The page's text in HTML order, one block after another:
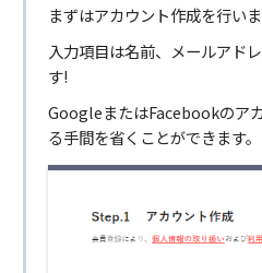
まずはアカウント作成を行い
入力項目は名前、メールアド
す!
GoogleまたはFacebookのア
る手間を省くことができます。